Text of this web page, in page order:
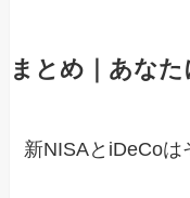
まとめ｜あな
新NISAとiDeCoは